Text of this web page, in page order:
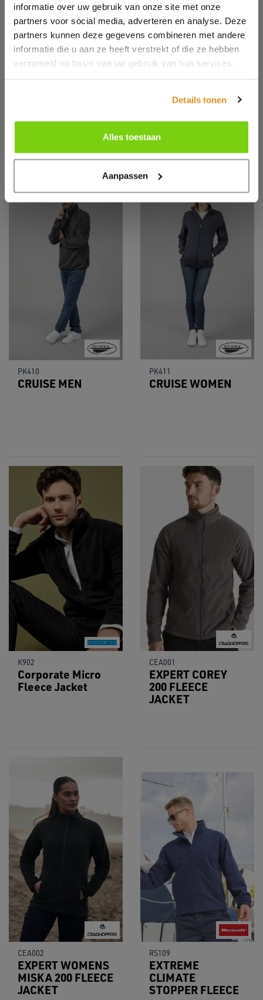
informatie over uw gebruik van onze site met onze
partners voor social media, adverteren en analyse. Deze
partners kunnen deze gegevens combineren met andere
informatie die u aan ze heeft verstrekt of die ze hebben
verzameld op basis van uw gebruik van hun services.
Details tonen
Alles toestaan
Aanpassen
B&C Reset Polar
Fleece
PK410
CRUISE MEN
PK411
CRUISE WOMEN
K902
Corporate Micro
Fleece Jacket
CEA001
EXPERT COREY
200 FLEECE
JACKET
CEA002
EXPERT WOMENS
MISKA 200 FLEECE
JACKET
RS109
EXTREME
CLIMATE
STOPPER FLEECE